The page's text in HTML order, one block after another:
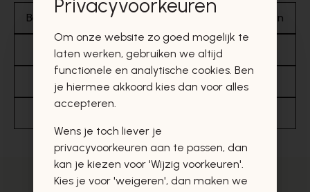
Betalen Aanbod Leveren
Onze partners Sneakers
Bestellen Cadeaubonnen & promoties
Privacyvoorkeuren
Om onze website zo goed mogelijk te
laten werken, gebruiken we altijd
functionele en analytische cookies. Ben
je hiermee akkoord kies dan voor alles
accepteren.
Wens je toch liever je
privacyvoorkeuren aan te passen, dan
kan je kiezen voor 'Wijzig voorkeuren'.
Kies je voor 'weigeren', dan maken we